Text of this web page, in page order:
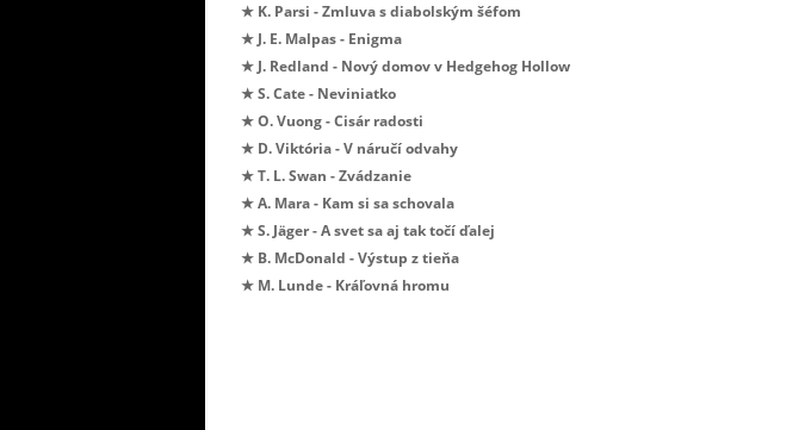
★ K. Parsi - Zmluva s diabolským šéfom
★ J. E. Malpas - Enigma
★ J. Redland - Nový domov v Hedgehog Hollow
★ S. Cate - Neviniatko
★ O. Vuong - Cisár radosti
★ D. Viktória - V náručí odvahy
★ T. L. Swan - Zvádzanie
★ A. Mara - Kam si sa schovala
★ S. Jäger - A svet sa aj tak točí ďalej
★ B. McDonald - Výstup z tieňa
★ M. Lunde - Kráľovná hromu